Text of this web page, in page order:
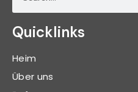
Quicklinks
Heim
Über uns